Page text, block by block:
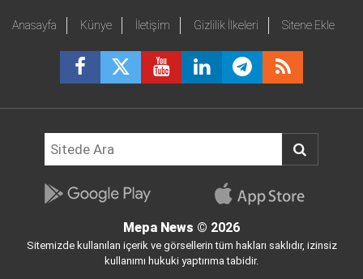
Anasayfa Künye İletişim Gizlilik İlkeleri Sitene Ekle
Mepa News © 2026
Sitemizde kullanılan içerik ve görsellerin tüm hakları saklıdır, izinsiz
kullanımı hukuki yaptırıma tabidir.